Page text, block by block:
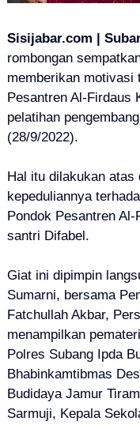
Sisijabar.com |
rombongan
memberikan motivasi
Pesantren Al-Firdaus
pelatihan
(28/9/2022).
Hal itu dilakukan
kepeduliannya
Pondok Pesantren
santri Difabel.
Giat ini dipimpin
Sumarni, bersama
Fatchullah Akbar,
menampilkan
Polres Subang Ipda
Bhabinkamtibmas
Budidaya Jamur
Sarmuji, Kepala